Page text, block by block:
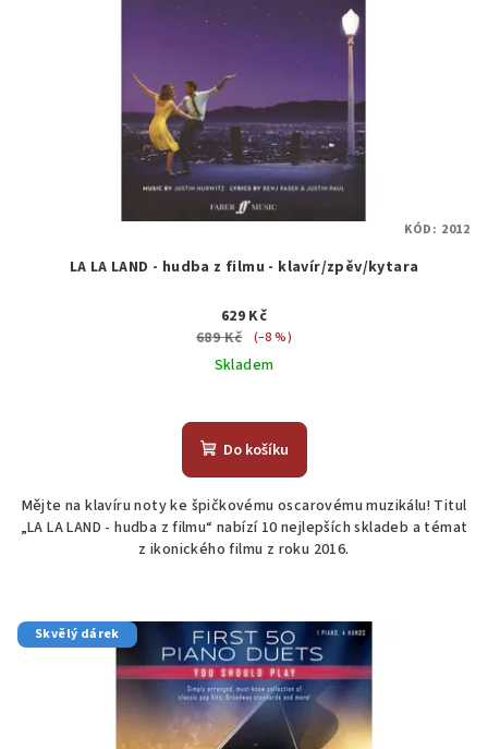
LA LA LAND - hudba z filmu - klavír/zpěv/kytara
629 Kč
689 Kč
(–8 %)
Skladem
Do košíku
Mějte na klavíru noty ke špičkovému oscarovému muzikálu! Titul
„LA LA LAND - hudba z filmu“ nabízí 10 nejlepších skladeb a témat
z ikonického filmu z roku 2016.
KÓD: 2012
Skvělý dárek